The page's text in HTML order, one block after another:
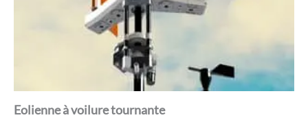
Eolienne à voilure tournante